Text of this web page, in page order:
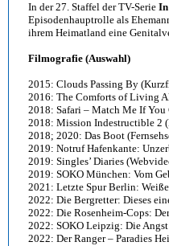
In der 27. Staffel der TV-Serie
Episodenhauptrolle als
ihrem Heimatland eine
Filmografie (Auswahl)
2015: Clouds Passing By
2016: The Comforts of Living
2018: Safari – Match Me If
2018: Mission Indestructible 2
2018; 2020: Das Boot
2019: Notruf Hafenkante:
2019: Singles’ Diaries
2019: SOKO München: Vom
2021: Letzte Spur Berlin:
2022: Die Bergretter: Dieses
2022: Die Rosenheim-Cops:
2022: SOKO Leipzig: Die
2022: Der Ranger – Paradies